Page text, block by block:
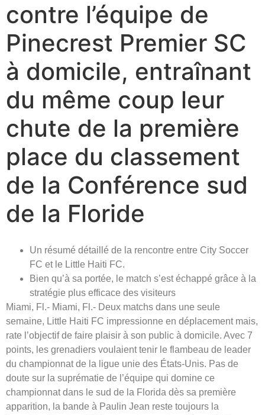
contre l’équipe de
Pinecrest Premier SC
à domicile, entraînant
du même coup leur
chute de la première
place du classement
de la Conférence sud
de la Floride
Un résumé détaillé de la rencontre entre City Soccer
FC et le Little Haiti FC.
Bien qu’à sa portée, le match s’est échappé grâce à la
stratégie plus efficace des visiteurs
Miami, Fl.- Miami, Fl.- Deux matchs dans une seule
semaine, Little Haiti FC impressionne en déplacement mais,
rate l’objectif de faire plaisir à son public à domicile. Avec 7
points, les grenadiers voulaient tenir le flambeau de leader
du championnat de la ligue unie des États-Unis. Pas de
doute sur la suprématie de l’équipe qui domine ce
championnat dans le sud de la Florida dès sa première
apparition, la bande à Paulin Jean reste toujours la